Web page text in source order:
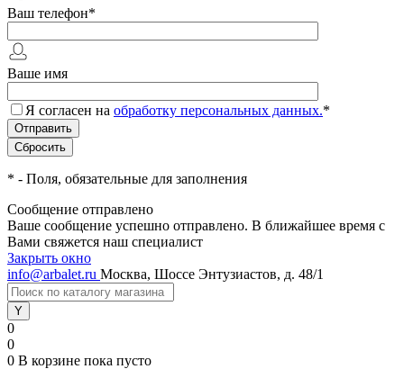
Ваш телефон*
Ваше имя
Я согласен на обработку персональных данных.*
* - Поля, обязательные для заполнения
Сообщение отправлено
Ваше сообщение успешно отправлено. В ближайшее время с
Вами свяжется наш специалист
Закрыть окно
info@arbalet.ru Москва, Шоссе Энтузиастов, д. 48/1
0
0
0 В корзине пока пусто